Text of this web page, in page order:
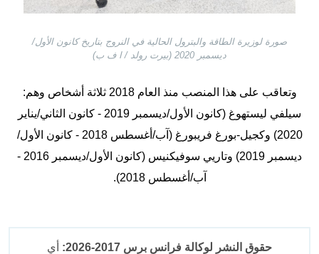
صورة لوزيرة الطاقة والبترول الحالية في النروج بتاريخ كانون الأول/
ديسمبر 2020 (بيرت رولد / ا ف ب)
وتعاقب على هذا المنصب منذ العام 2018 ثلاثة أشخاص وهم:
سيلفي ليستهوغ (كانون الأول/ديسمبر 2019 - كانون الثاني/يناير
2020) وكجيل-بورغ فريبورغ (آب/أغسطس 2018 - كانون الأول/
ديسمبر 2019) وتاريي سوفيكنيس (كانون الأول/ديسمبر 2016 -
آب/أغسطس 2018).
حقوق النشر لوكالة فرانس برس 2017-2026:
أي